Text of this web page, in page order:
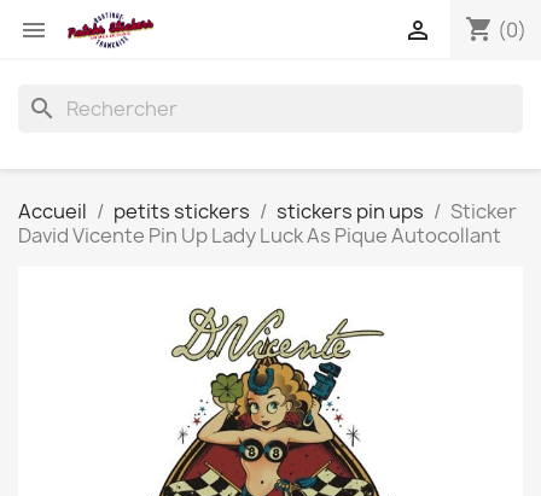
 shopping_cart (0)

search
Accueil petits stickers stickers pin ups
Sticker
David Vicente Pin Up Lady Luck As Pique Autocollant